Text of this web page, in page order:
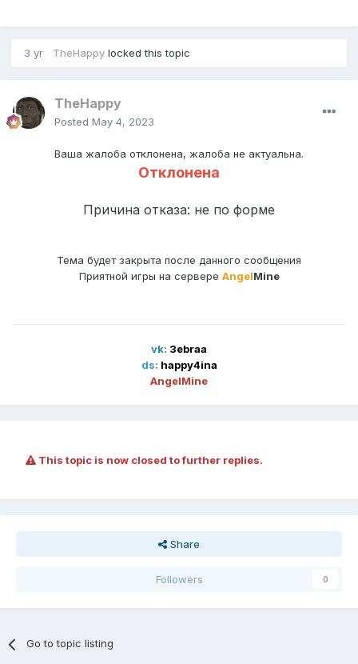
3 yr TheHappy locked this topic
TheHappy
Posted May 4, 2023
Ваша жалоба отклонена, жалоба не актуальна.
Отклонена
Причина отказа: не по форме
Тема будет закрыта после данного сообщения
Приятной игры на сервере AngelMine
vk: 3ebraa
ds: happy4ina
AngelMine
This topic is now closed to further replies.
Share
Followers 0
Go to topic listing